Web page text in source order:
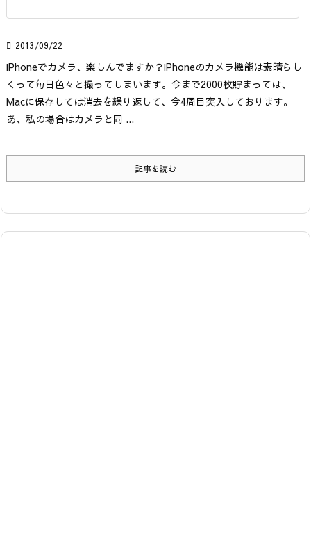
 2013/09/22
iPhoneでカメラ、楽しんでますか？iPhoneのカメラ機能は素晴らし
くって毎日色々と撮ってしまいます。今まで2000枚貯まっては、
Macに保存しては消去を繰り返して、今4周目突入しております。
あ、私の場合はカメラと同 ...
記事を読む